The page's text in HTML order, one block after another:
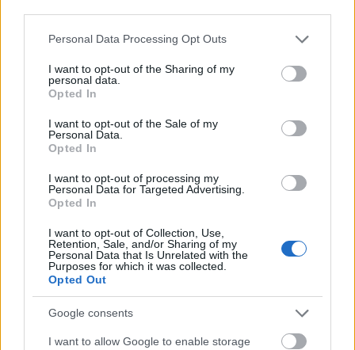
Please note that this website/app uses one or more Google
not limited to your visit or usage behaviour. You may click to
grant or deny consent to Google and its third-party tags to
use your data for below specified purposes in below Google
consent section.
Personal Data Processing Opt Outs
I want to opt-out of the Sharing of my
personal data.
Opted In
I want to opt-out of the Sale of my
Personal Data.
Opted In
I want to opt-out of processing my
Personal Data for Targeted Advertising.
Opted In
I want to opt-out of Collection, Use,
Retention, Sale, and/or Sharing of my
Personal Data that Is Unrelated with the
Purposes for which it was collected.
Opted Out
Google consents
I want to allow Google to enable storage